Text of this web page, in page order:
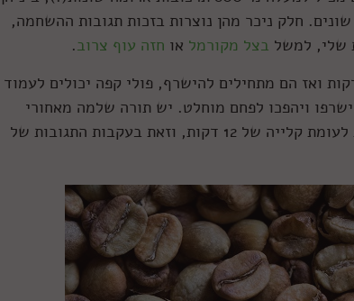
חלק ניכר מהן נוצרות בזכות תגובות ההשחמה,
שלי, למשל בצל מקורמל או חזה עוף צרוב.
כמו אגוזים, אותם ניתן לקלות זמן קצר בלבד – 2-3 דקות ואז הם מתחילים להישרף, פולי קפה יכולים לעמוד
14 דקות ב-200 מעלות לפני שישרפו ויהפכו לפחם מוחלט. יש תורה שלמה מאחורי
הקלייה – אם תקלו 10 דקות תקבלו טעמים וארומות שונות לעומת קלייה של 12 דקות, וזאת בעקבות התגובות של